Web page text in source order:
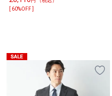
[ 60%OFF ]